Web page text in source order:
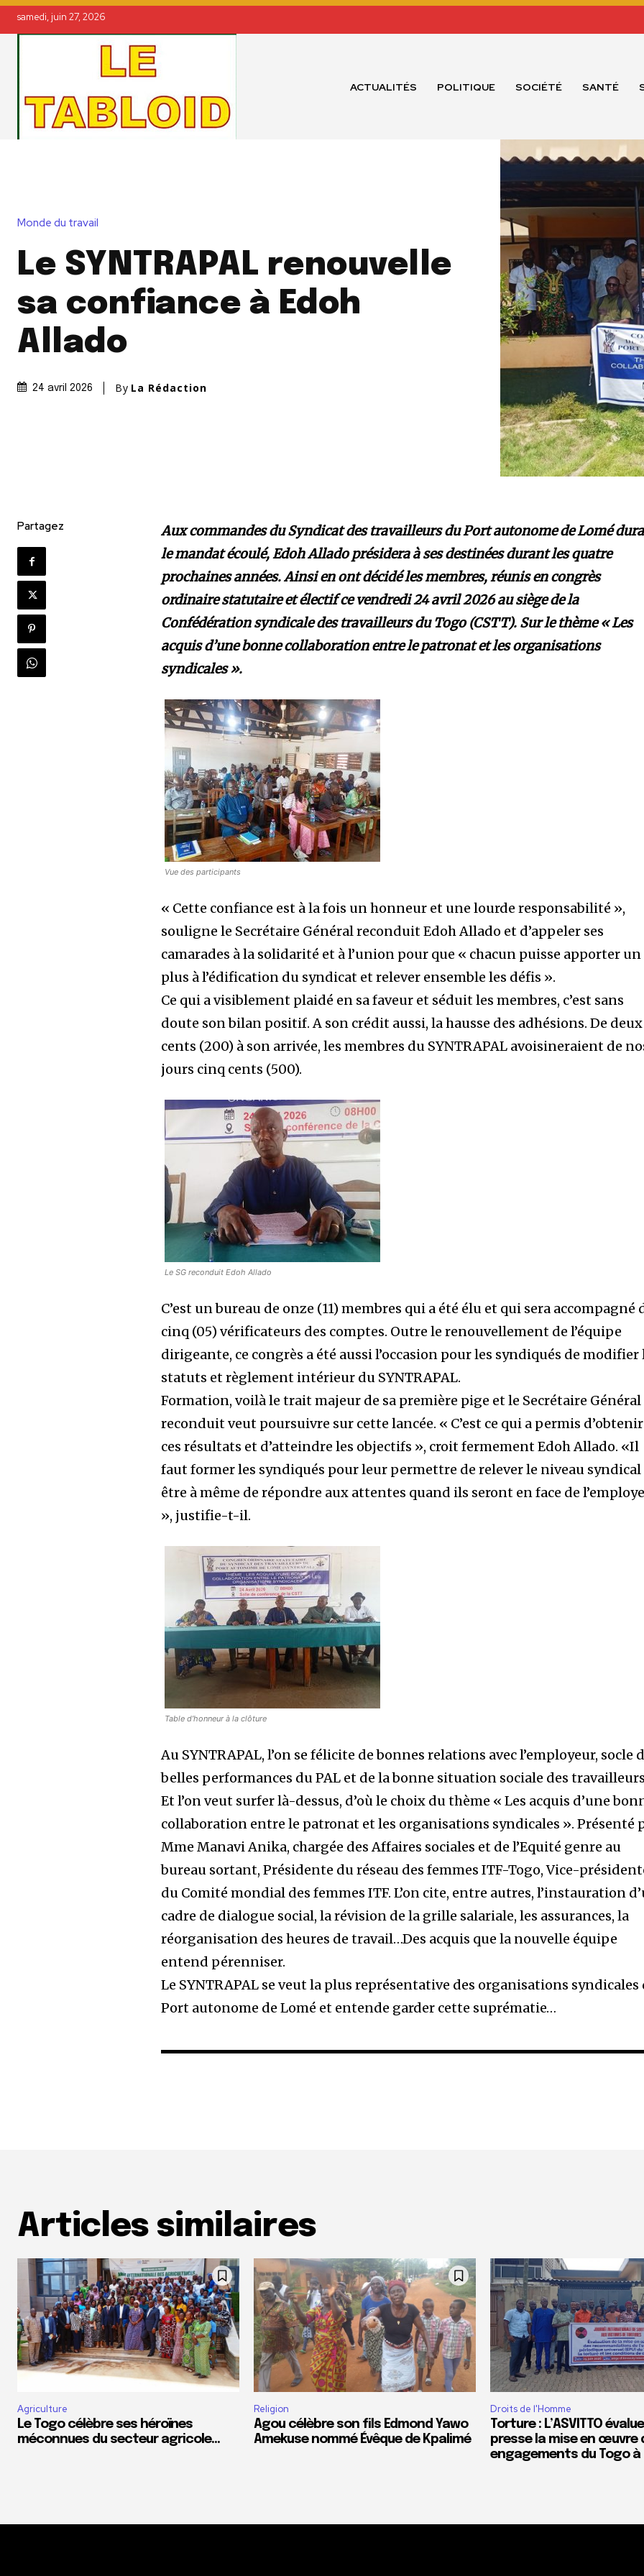
samedi, juin 27, 2026
ACTUALITÉS POLITIQUE SOCIÉTÉ SANTÉ
Monde du travail
Le SYNTRAPAL renouvelle
sa confiance à Edoh
Allado
24 avril 2026 By La Rédaction
Partagez
Aux commandes du Syndicat des travailleurs du Port autonome de Lomé
le mandat écoulé, Edoh Allado présidera à ses destinées durant les quatre
prochaines années. Ainsi en ont décidé les membres, réunis en congrès
ordinaire statutaire et électif ce vendredi 24 avril 2026 au siège de la
Confédération syndicale des travailleurs du Togo (CSTT). Sur le thème « Les
acquis d’une bonne collaboration entre le patronat et les organisations
syndicales ».
Vue des participants
« Cette confiance est à la fois un honneur et une lourde responsabilité »,
souligne le Secrétaire Général reconduit Edoh Allado et d’appeler ses
camarades à la solidarité et à l’union pour que « chacun puisse apporter un
plus à l’édification du syndicat et relever ensemble les défis ».
Ce qui a visiblement plaidé en sa faveur et séduit les membres, c’est sans
doute son bilan positif. A son crédit aussi, la hausse des adhésions. De deux
cents (200) à son arrivée, les membres du SYNTRAPAL avoisineraient de
jours cinq cents (500).
Le SG reconduit Edoh Allado
C’est un bureau de onze (11) membres qui a été élu et qui sera accompagné
cinq (05) vérificateurs des comptes. Outre le renouvellement de l’équipe
dirigeante, ce congrès a été aussi l’occasion pour les syndiqués de modifier
statuts et règlement intérieur du SYNTRAPAL.
Formation, voilà le trait majeur de sa première pige et le Secrétaire Général
reconduit veut poursuivre sur cette lancée. « C’est ce qui a permis d’obtenir
ces résultats et d’atteindre les objectifs », croit fermement Edoh Allado. «Il
faut former les syndiqués pour leur permettre de relever le niveau syndical
être à même de répondre aux attentes quand ils seront en face de
», justifie-t-il.
Table d’honneur à la clôture
Au SYNTRAPAL, l’on se félicite de bonnes relations avec l’employeur, socle
belles performances du PAL et de la bonne situation sociale des
Et l’on veut surfer là-dessus, d’où le choix du thème « Les acquis d’une
collaboration entre le patronat et les organisations syndicales ». Présenté
Mme Manavi Anika, chargée des Affaires sociales et de l’Equité genre au
bureau sortant, Présidente du réseau des femmes ITF-Togo, Vice-
du Comité mondial des femmes ITF. L’on cite, entre autres, l’instauration
cadre de dialogue social, la révision de la grille salariale, les assurances, la
réorganisation des heures de travail…Des acquis que la nouvelle équipe
entend pérenniser.
Le SYNTRAPAL se veut la plus représentative des organisations syndicales
Port autonome de Lomé et entende garder cette suprématie…
Articles similaires
Agriculture
Le Togo célèbre ses héroïnes
méconnues du secteur agricole…
Religion
Agou célèbre son fils Edmond Yawo
Amekuse nommé Évêque de Kpalimé
Droits de l'Homme
Torture : L’ASVITTO
presse la mise en œuvre
engagements du Togo à